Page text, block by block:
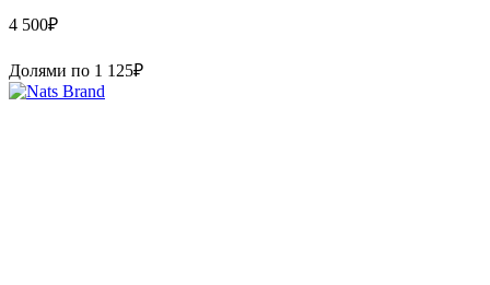
4 500₽
Долями по 1 125₽